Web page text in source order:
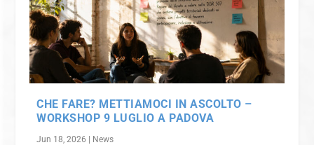
CHE FARE? METTIAMOCI IN ASCOLTO –
WORKSHOP 9 LUGLIO A PADOVA
Jun 18, 2026 | News